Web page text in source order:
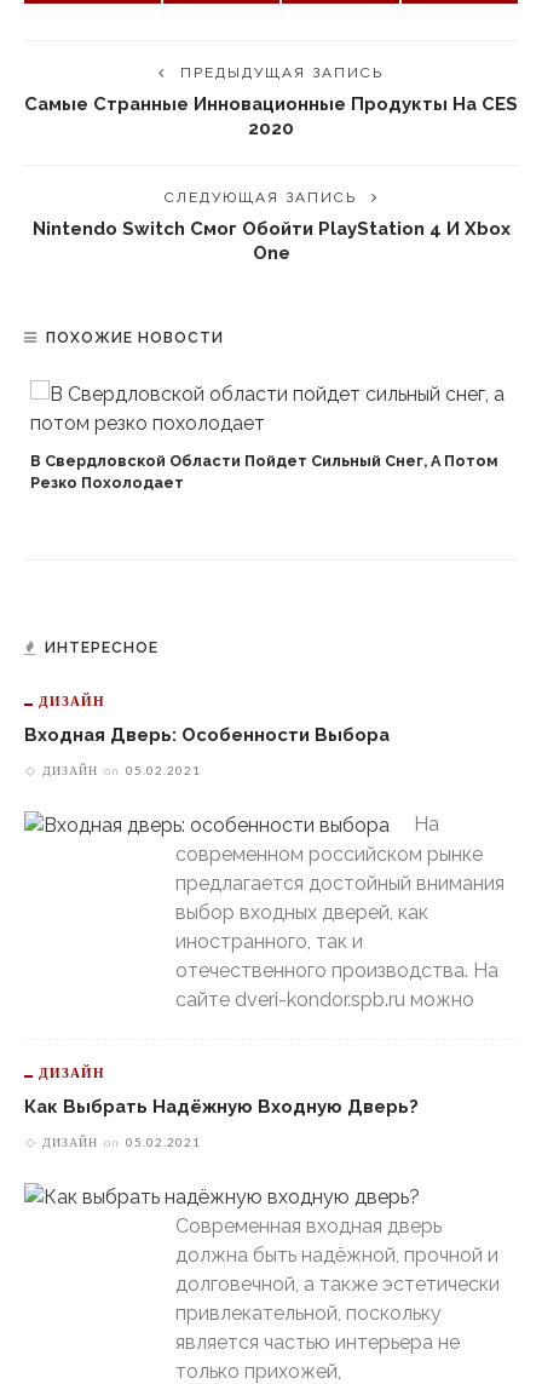
ПРЕДЫДУЩАЯ ЗАПИСЬ
Самые Странные Инновационные Продукты На CES
2020
СЛЕДУЮЩАЯ ЗАПИСЬ
Nintendo Switch Смог Обойти PlayStation 4 И Xbox
One
ПОХОЖИЕ НОВОСТИ
В Свердловской Области Пойдет Сильный Снег, А Потом
Резко Похолодает
ИНТЕРЕСНОЕ
ДИЗАЙН
Входная Дверь: Особенности Выбора
ДИЗАЙН on 05.02.2021
На
современном российском рынке
предлагается достойный внимания
выбор входных дверей, как
иностранного, так и
отечественного производства. На
сайте dveri-kondor.spb.ru можно
ДИЗАЙН
Как Выбрать Надёжную Входную Дверь?
ДИЗАЙН on 05.02.2021
Современная входная дверь
должна быть надёжной, прочной и
долговечной, а также эстетически
привлекательной, поскольку
является частью интерьера не
только прихожей,